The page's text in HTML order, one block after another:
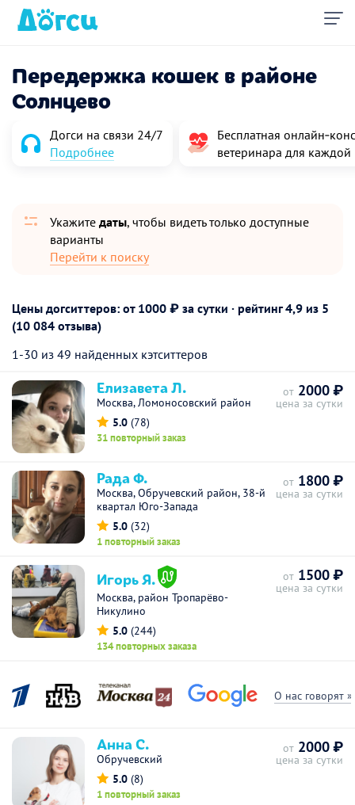
Передержка кошек в районе
Солнцево
Догси на связи 24/7
Подробнее
Бесплатная
ветеринара для
Укажите даты, чтобы видеть только доступные
варианты
Перейти к поиску
Цены догситтеров: от 1000 ₽ за сутки · рейтинг4,9 из 5
(10 084 отзыва)
1-30 из 49 найденных кэтситтеров
Елизавета Л.
Москва, Ломоносовский район
5.0 (78)
31 повторный заказ
от 2000 ₽
цена за сутки
Рада Ф.
Москва, Обручевский район, 38-й
квартал Юго-Запада
5.0 (32)
1 повторный заказ
от 1800 ₽
цена за сутки
Игорь Я.
Москва, район Тропарёво-
Никулино
5.0 (244)
134 повторных заказа
от 1500 ₽
цена за сутки
О нас говорят »
Анна С.
Обручевский
5.0 (8)
1 повторный заказ
от 2000 ₽
цена за сутки